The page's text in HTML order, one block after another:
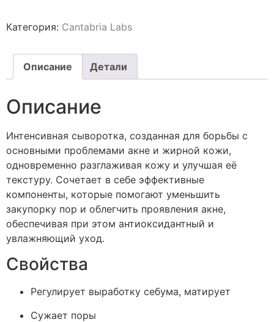
Категория: Cantabria Labs
Описание Детали
Описание
Интенсивная сыворотка, созданная для борьбы с
основными проблемами акне и жирной кожи,
одновременно разглаживая кожу и улучшая её
текстуру. Сочетает в себе эффективные
компоненты, которые помогают уменьшить
закупорку пор и облегчить проявления акне,
обеспечивая при этом антиоксидантный и
увлажняющий уход.
Свойства
Регулирует выработку себума, матирует
Сужает поры